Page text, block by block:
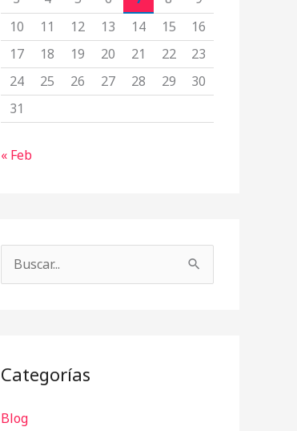
10
11 12 13 14 15
16
17
18 19 20 21 22
23
24
25 26 27 28 29
30
31
« Feb
a
p
Categorías
Blog